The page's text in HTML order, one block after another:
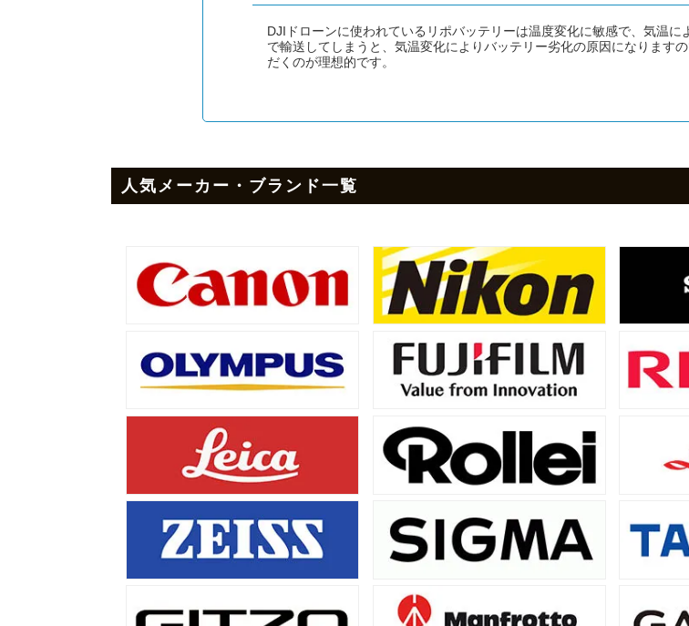
DJIドローンに使われているリポバッテリーは温度変化に敏感で、気温
で輸送してしまうと、気温変化によりバッテリー劣化の原因になります
だくのが理想的です。
人気メーカー・ブランド一覧